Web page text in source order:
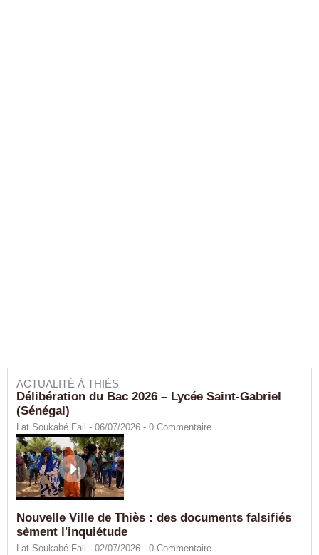
ACTUALITÉ À THIÈS
Délibération du Bac 2026 – Lycée Saint-Gabriel
(Sénégal)
Lat Soukabé Fall - 06/07/2026 - 0 Commentaire
Nouvelle Ville de Thiès : des documents falsifiés
sèment l'inquiétude
Lat Soukabé Fall - 02/07/2026 - 0 Commentaire